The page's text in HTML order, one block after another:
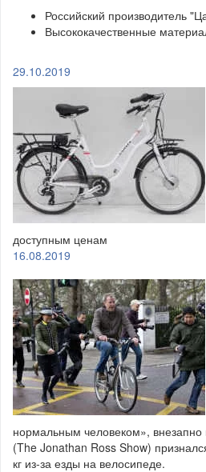
Российский производитель
Высококачественные
29.10.2019
доступным ценам
16.08.2019
нормальным человеком»,
(The Jonathan Ross Show)
кг из-за езды на велосипеде.